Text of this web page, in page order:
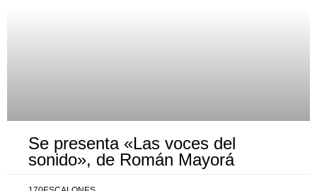
Se presenta «Las voces del
sonido», de Román Mayorá